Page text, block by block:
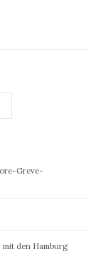
Greve-
den Hamburg